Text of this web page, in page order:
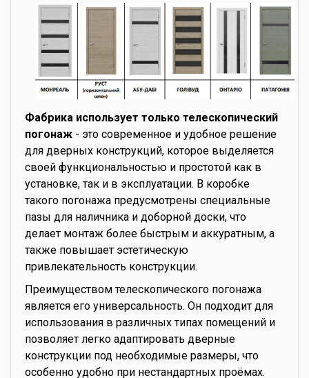
Фабрика использует только телескопический
погонаж - это современное и удобное решение
для дверных конструкций, которое выделяется
своей функциональностью и простотой как в
установке, так и в эксплуатации. В коробке
такого погонажа предусмотрены специальные
пазы для наличника и доборной доски, что
делает монтаж более быстрым и аккуратным, а
также повышает эстетическую
привлекательность конструкции.
Преимуществом телескопического погонажа
является его универсальность. Он подходит для
использования в различных типах помещений и
позволяет легко адаптировать дверные
конструкции под необходимые размеры, что
особенно удобно при нестандартных проёмах.